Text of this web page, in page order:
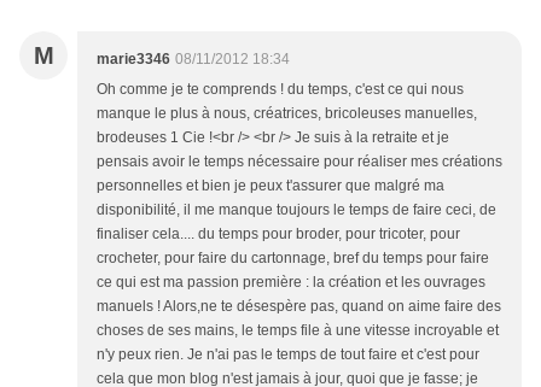
M marie3346 08/11/2012 18:34
Oh comme je te comprends ! du temps, c'est ce qui nous
manque le plus à nous, créatrices, bricoleuses manuelles,
brodeuses 1 Cie !<br /> <br /> Je suis à la retraite et je
pensais avoir le temps nécessaire pour réaliser mes créations
personnelles et bien je peux t'assurer que malgré ma
disponibilité, il me manque toujours le temps de faire ceci, de
finaliser cela.... du temps pour broder, pour tricoter, pour
crocheter, pour faire du cartonnage, bref du temps pour faire
ce qui est ma passion première : la création et les ouvrages
manuels ! Alors,ne te désespère pas, quand on aime faire des
choses de ses mains, le temps file à une vitesse incroyable et
n'y peux rien. Je n'ai pas le temps de tout faire et c'est pour
cela que mon blog n'est jamais à jour, quoi que je fasse; je